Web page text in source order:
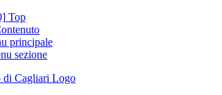
Top
principale
sezione